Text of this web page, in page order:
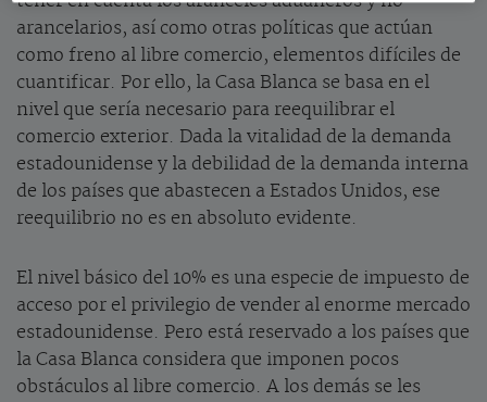
arancelarios, así como otras políticas que actúan
como freno al libre comercio, elementos difíciles de
cuantificar. Por ello, la Casa Blanca se basa en el
nivel que sería necesario para reequilibrar el
comercio exterior. Dada la vitalidad de la demanda
estadounidense y la debilidad de la demanda interna
de los países que abastecen a Estados Unidos, ese
reequilibrio no es en absoluto evidente.
El nivel básico del 10% es una especie de impuesto de
acceso por el privilegio de vender al enorme mercado
estadounidense. Pero está reservado a los países que
la Casa Blanca considera que imponen pocos
obstáculos al libre comercio. A los demás se les